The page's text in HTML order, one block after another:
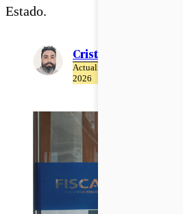
Estado.
Cristián Meza
Actualizado el 27 de Mayo del
2026